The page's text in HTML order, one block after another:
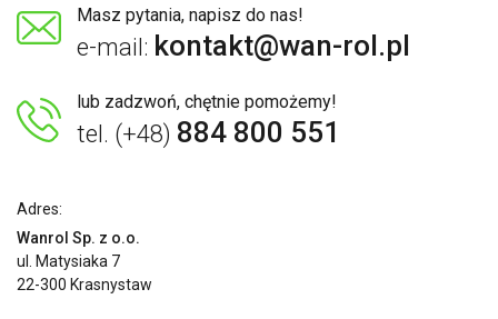
Masz pytania, napisz do nas!
e-mail: kontakt@wan-rol.pl
lub zadzwoń, chętnie pomożemy!
tel. (+48) 884 800 551
Adres:
Wanrol Sp. z o.o.
ul. Matysiaka 7
22-300 Krasnystaw